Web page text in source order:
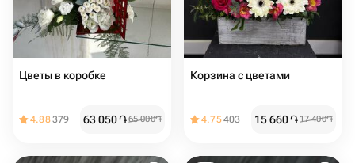
Цветы в коробке
4.88379 63 050֏65 000֏
Корзина с цветами
4.75403 15 660֏17 400֏